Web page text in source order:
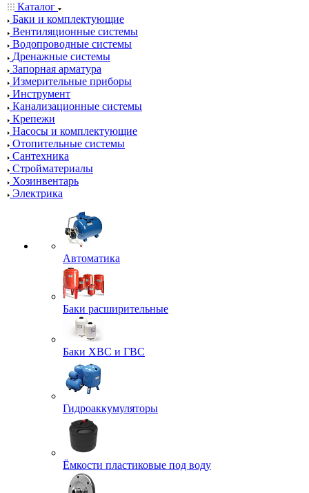
Каталог
Баки и комплектующие
Вентиляционные системы
Водопроводные системы
Дренажные системы
Запорная арматура
Измерительные приборы
Инструмент
Канализационные системы
Крепежи
Насосы и комплектующие
Отопительные системы
Сантехника
Стройматериалы
Хозинвентарь
Электрика
Автоматика
Баки расширительные
Баки ХВС и ГВС
Гидроаккумуляторы
Ёмкости пластиковые под воду